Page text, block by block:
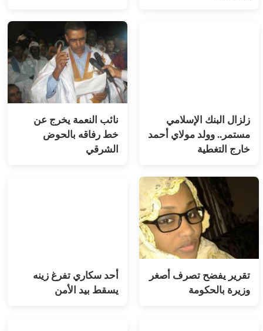
زلزال البنك الإسلامي
مستمر.. وولد مولاي أحمد
خارج التغطية
نائب النعمة يخرج عن
خط رفاقه بالحوض
الشرقي
تقرير يفضح تصرف أصغر
وزيرة بالحكومة
أحد سكاري تفرغ زينه
يسقط بيد الأمن